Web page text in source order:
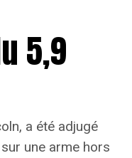
5,9
a été adjugé
une arme hors